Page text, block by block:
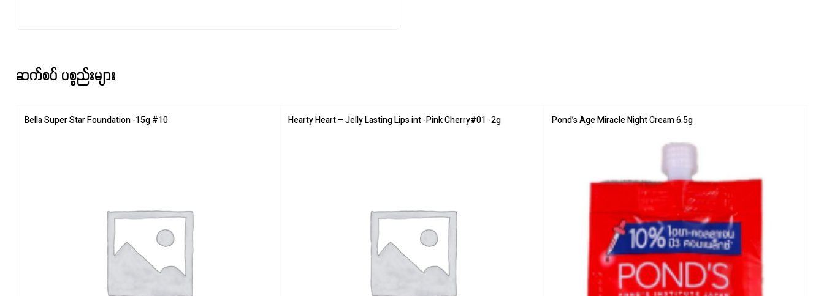
ဆက်စပ် ပစ္စည်းများ
Bella Super Star Foundation -15g #10 Hearty Heart – Jelly Lasting Lips int -Pink Cherry#01 -2g Pond’s Age Miracle Night Cream 6.5g